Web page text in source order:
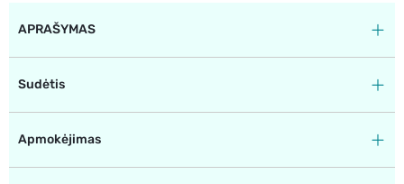
APRAŠYMAS
Sudėtis
Apmokėjimas